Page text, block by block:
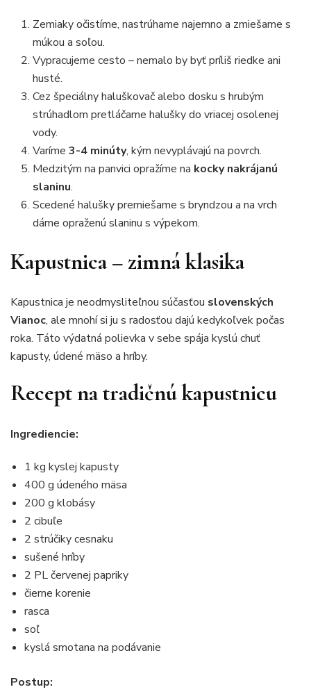
Zemiaky očistíme, nastrúhame najemno a zmiešame s
múkou a soľou.
Vypracujeme cesto – nemalo by byť príliš riedke ani
husté.
Cez špeciálny haluškovač alebo dosku s hrubým
strúhadlom pretláčame halušky do vriacej osolenej
vody.
Varíme 3-4 minúty, kým nevyplávajú na povrch.
Medzitým na panvici opražíme na kocky nakrájanú
slaninu.
Scedené halušky premiešame s bryndzou a na vrch
dáme opraženú slaninu s výpekom.
Kapustnica – zimná klasika
Kapustnica je neodmysliteľnou súčasťou slovenských
Vianoc, ale mnohí si ju s radosťou dajú kedykoľvek počas
roka. Táto výdatná polievka v sebe spája kyslú chuť
kapusty, údené mäso a hríby.
Recept na tradičnú kapustnicu
Ingrediencie:
1 kg kyslej kapusty
400 g údeného mäsa
200 g klobásy
2 cibuľe
2 strúčiky cesnaku
sušené hríby
2 PL červenej papriky
čierne korenie
rasca
soľ
kyslá smotana na podávanie
Postup: